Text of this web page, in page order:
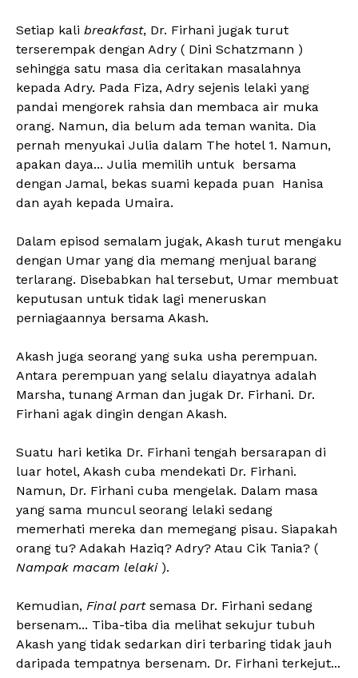
Setiap kali breakfast, Dr. Firhani jugak turut
terserempak dengan Adry ( Dini Schatzmann )
sehingga satu masa dia ceritakan masalahnya
kepada Adry. Pada Fiza, Adry sejenis lelaki yang
pandai mengorek rahsia dan membaca air muka
orang. Namun, dia belum ada teman wanita. Dia
pernah menyukai Julia dalam The hotel 1. Namun,
apakan daya... Julia memilih untuk bersama
dengan Jamal, bekas suami kepada puan Hanisa
dan ayah kepada Umaira.
Dalam episod semalam jugak, Akash turut mengaku
dengan Umar yang dia memang menjual barang
terlarang. Disebabkan hal tersebut, Umar membuat
keputusan untuk tidak lagi meneruskan
perniagaannya bersama Akash.
Akash juga seorang yang suka usha perempuan.
Antara perempuan yang selalu diayatnya adalah
Marsha, tunang Arman dan jugak Dr. Firhani. Dr.
Firhani agak dingin dengan Akash.
Suatu hari ketika Dr. Firhani tengah bersarapan di
luar hotel, Akash cuba mendekati Dr. Firhani.
Namun, Dr. Firhani cuba mengelak. Dalam masa
yang sama muncul seorang lelaki sedang
memerhati mereka dan memegang pisau. Siapakah
orang tu? Adakah Haziq? Adry? Atau Cik Tania? (
Nampak macam lelaki).
Kemudian, Final partsemasa Dr. Firhani sedang
bersenam... Tiba-tiba dia melihat sekujur tubuh
Akash yang tidak sedarkan diri terbaring tidak jauh
daripada tempatnya bersenam. Dr. Firhani terkejut...